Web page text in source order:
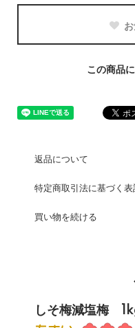
この商品
返品について
特定商取引法に基づく表
買い物を続ける
しそ梅減塩梅